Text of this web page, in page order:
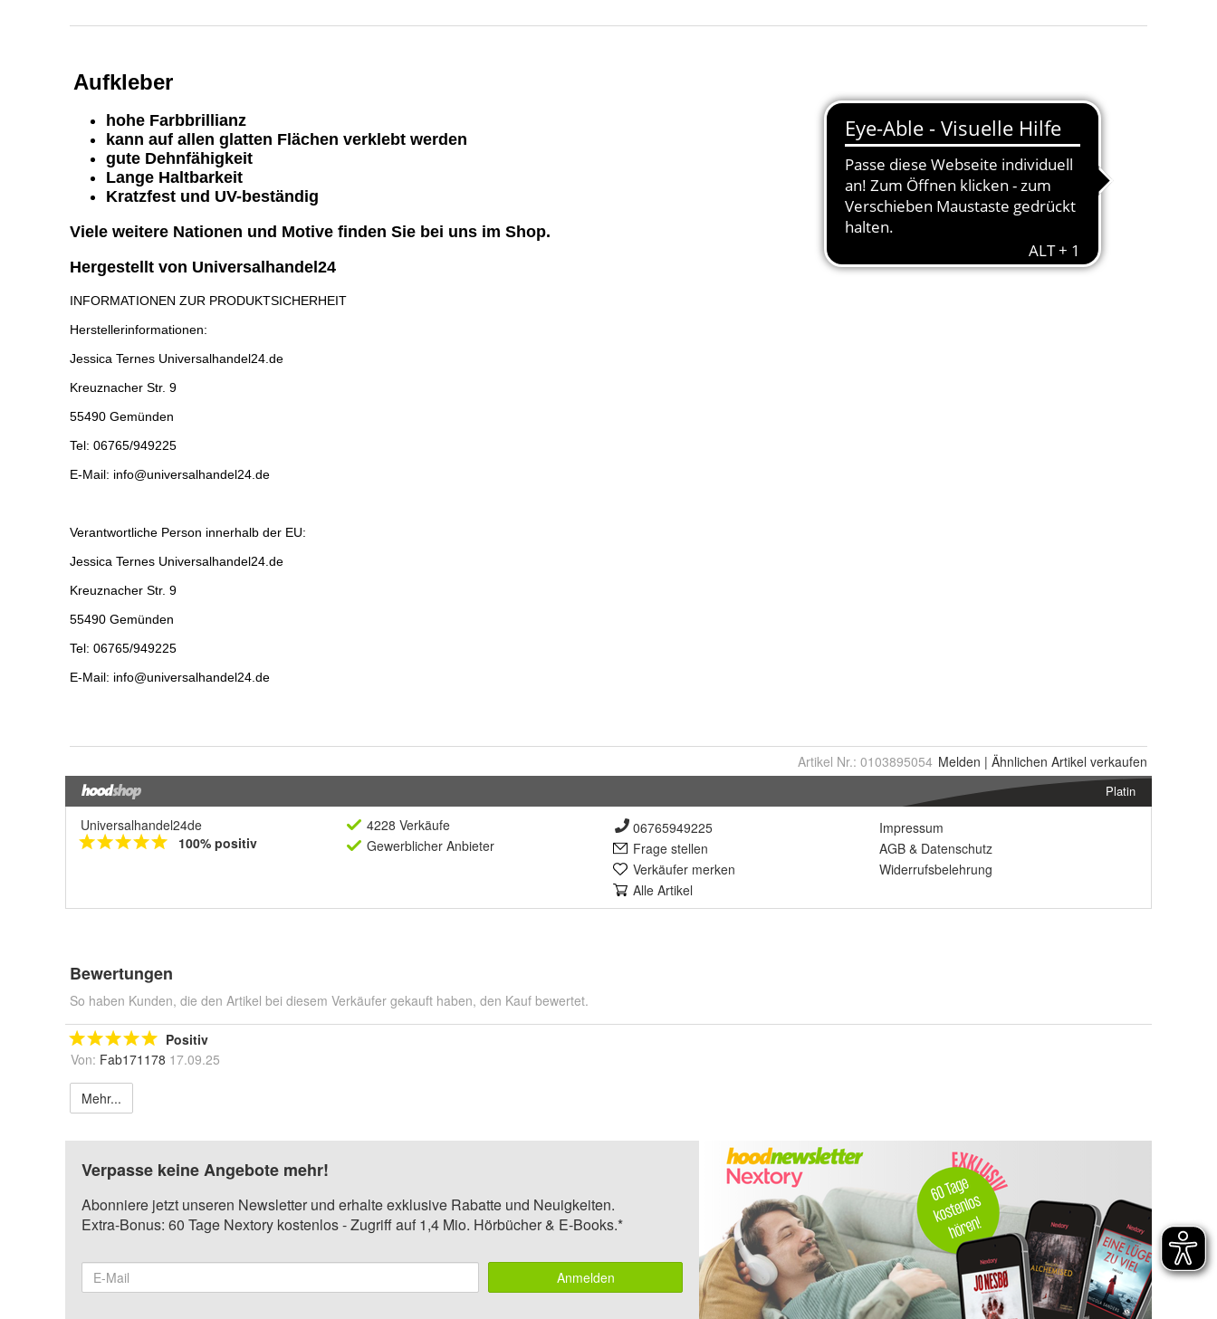
Artikel Nr.: 0103895054 Melden | Ähnlichen Artikel verkaufen
Platin
Universalhandel24de
100% positiv
4228 Verkäufe
Gewerblicher Anbieter
06765949225
Frage stellen
Verkäufer merken
Alle Artikel
Impressum
AGB & Datenschutz
Widerrufsbelehrung
Bewertungen
So haben Kunden, die den Artikel bei diesem Verkäufer gekauft haben, den Kauf bewertet.
Positiv
Von: Fab171178 17.09.25
Mehr...
Verpasse keine Angebote mehr!
Abonniere jetzt unseren Newsletter und erhalte exklusive Rabatte und Neuigkeiten.
Extra-Bonus: 60 Tage Nextory kostenlos - Zugriff auf 1,4 Mio. Hörbücher & E-Books.*
Anmelden